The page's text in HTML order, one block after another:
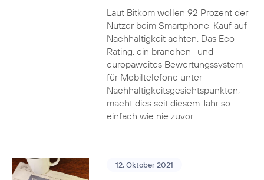
Laut Bitkom wollen 92 Prozent der
Nutzer beim Smartphone-Kauf auf
Nachhaltigkeit achten. Das Eco
Rating, ein branchen- und
europaweites Bewertungssystem
für Mobiltelefone unter
Nachhaltigkeitsgesichtspunkten,
macht dies seit diesem Jahr so
einfach wie nie zuvor.
12. Oktober 2021